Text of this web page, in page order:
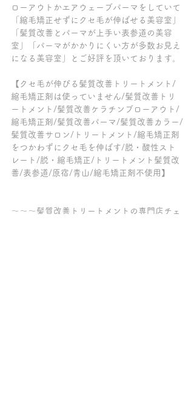
ローアウトかエアウェーブパーマをしていて
「縮毛矯正せずにクセ毛が伸ばせる美容室」
「髪質改善とパーマが上手い表参道の美容
室」「パーマがかかりにくい方が多数お見え
になる美容室」とご好評を頂いております。
【クセ毛が伸びる髪質改善トリートメント/
縮毛矯正剤は使っていません/髪質改善トリ
ートメント/髪質改善ケラチンブローアウト/
縮毛矯正剤/髪質改善パーマ/髪質改善カラー/
髪質改善サロン/トリートメント/縮毛矯正剤
をつかわずにクセ毛を伸ばす/脱・酸性スト
レート/脱・縮毛矯正/トリートメント髪質改
善/表参道/原宿/青山/縮毛矯正剤不使用】
～～～髪質改善トリートメントの専門店チェ